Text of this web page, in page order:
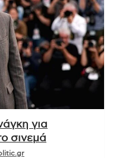
για
σινεμά